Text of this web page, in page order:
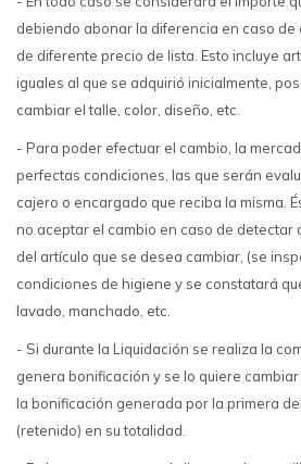
debiendo abonar la diferencia en caso de
de diferente precio de lista. Esto incluye
iguales al que se adquirió inicialmente,
cambiar el talle, color, diseño, etc.
- Para poder efectuar el cambio, la
perfectas condiciones, las que serán
cajero o encargado que reciba la misma.
no aceptar el cambio en caso de detectar
del artículo que se desea cambiar, (se
condiciones de higiene y se constatará
lavado, manchado, etc.
- Si durante la Liquidación se realiza la
genera bonificación y se lo quiere
la bonificación generada por la primera
(retenido) en su totalidad.